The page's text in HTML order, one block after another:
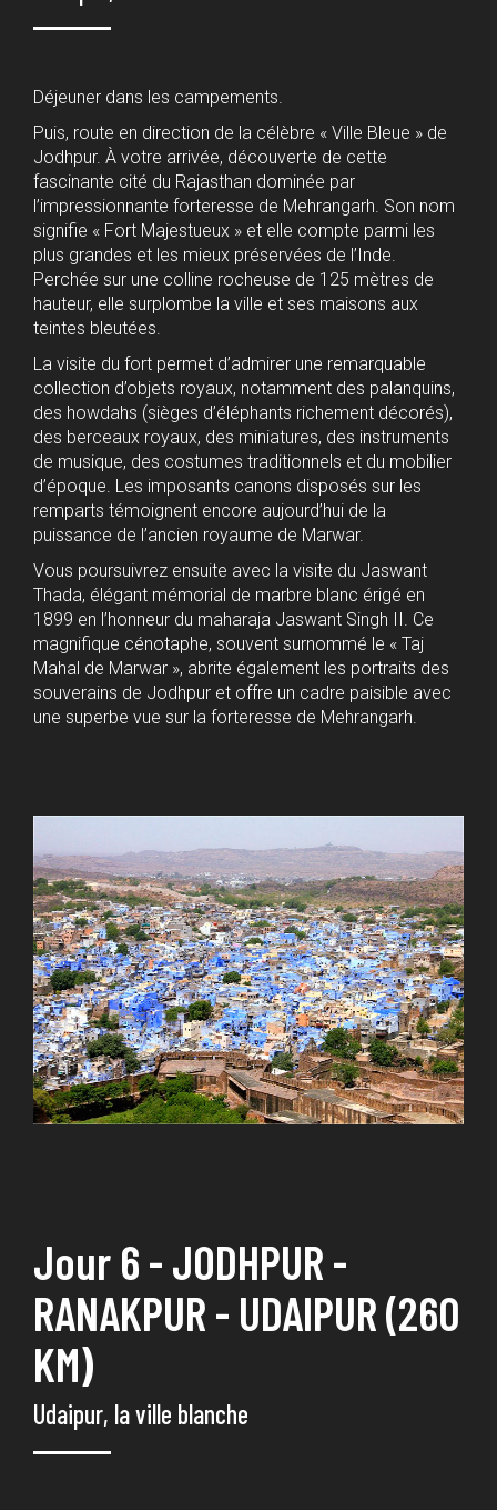
Déjeuner dans les campements.
Puis, route en direction de la célèbre « Ville Bleue » de
Jodhpur. À votre arrivée, découverte de cette
fascinante cité du Rajasthan dominée par
l’impressionnante forteresse de Mehrangarh. Son nom
signifie « Fort Majestueux » et elle compte parmi les
plus grandes et les mieux préservées de l’Inde.
Perchée sur une colline rocheuse de 125 mètres de
hauteur, elle surplombe la ville et ses maisons aux
teintes bleutées.
La visite du fort permet d’admirer une remarquable
collection d’objets royaux, notamment des palanquins,
des howdahs (sièges d’éléphants richement décorés),
des berceaux royaux, des miniatures, des instruments
de musique, des costumes traditionnels et du mobilier
d’époque. Les imposants canons disposés sur les
remparts témoignent encore aujourd’hui de la
puissance de l’ancien royaume de Marwar.
Vous poursuivrez ensuite avec la visite du Jaswant
Thada, élégant mémorial de marbre blanc érigé en
1899 en l’honneur du maharaja Jaswant Singh II. Ce
magnifique cénotaphe, souvent surnommé le « Taj
Mahal de Marwar », abrite également les portraits des
souverains de Jodhpur et offre un cadre paisible avec
une superbe vue sur la forteresse de Mehrangarh.
Jour 6 - JODHPUR -
RANAKPUR - UDAIPUR (260
KM)
Udaipur, la ville blanche